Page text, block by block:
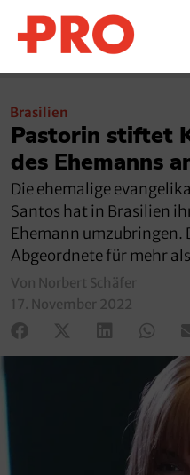
Brasilien
Pastorin stiftet
des Ehemanns
Die ehemalige
Santos hat in Brasilien
Ehemann umzubringen.
Abgeordnete für mehr
Von Norbert Schäfer
17. November 2022